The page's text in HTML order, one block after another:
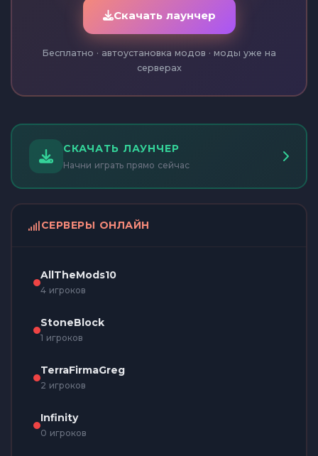
Скачать лаунчер
Бесплатно · автоустановка модов · моды уже на
серверах
СКАЧАТЬ ЛАУНЧЕР
Начни играть прямо сейчас
СЕРВЕРЫ ОНЛАЙН
AllTheMods10
4 игроков
StoneBlock
1 игроков
TerraFirmaGreg
2 игроков
Infinity
0 игроков